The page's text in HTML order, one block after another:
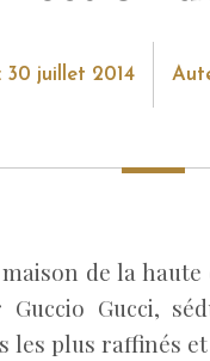
30 juillet 2014
de la
Guccio Gucci,
les plus raffinés